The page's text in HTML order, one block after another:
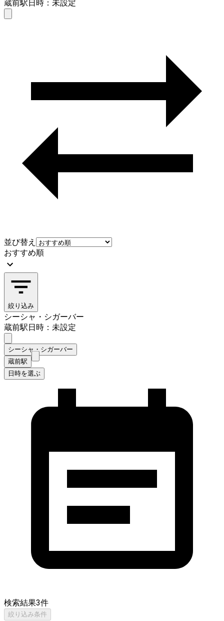
蔵前駅日時：未設定
並び替え
おすすめ順
絞り込み
シーシャ・シガーバー
蔵前駅日時：未設定
シーシャ・シガーバー
蔵前駅
日時を選ぶ
検索結果3件
絞り込み条件